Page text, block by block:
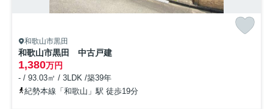
和歌山市黒田
和歌山市黒田 中古戸建
1,380万円
- / 93.03㎡ / 3LDK /築39年
紀勢本線「和歌山」駅 徒歩19分